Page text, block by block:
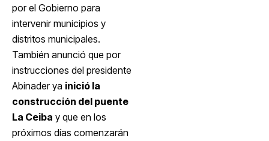
por el Gobierno para
intervenir municipios y
distritos municipales.
También anunció que por
instrucciones del presidente
Abinader ya inició la
construcción del puente
La Ceiba y que en los
próximos días comenzarán